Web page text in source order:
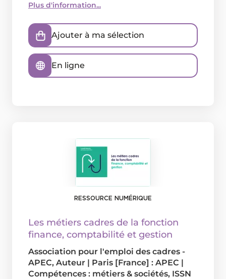
Plus d'information...
Ajouter à ma sélection
En ligne
RESSOURCE NUMÉRIQUE
Les métiers cadres de la fonction
finance, comptabilité et gestion
Association pour l'emploi des cadres -
APEC, Auteur | Paris [France] : APEC |
Compétences : métiers & sociétés, ISSN